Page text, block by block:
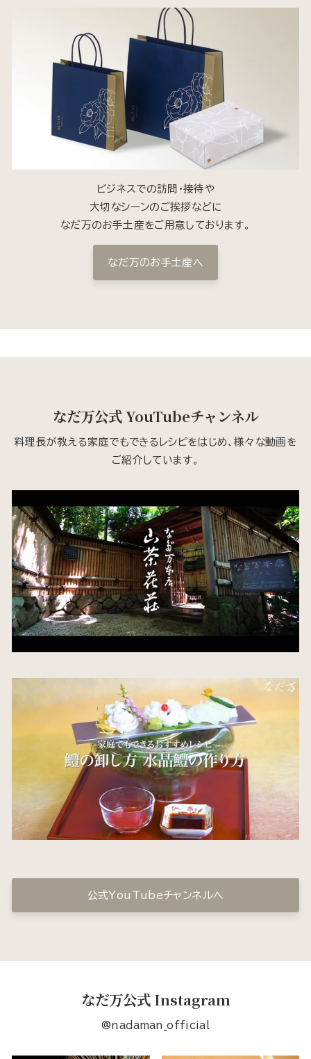
ビジネスでの訪問・接待や
大切なシーンのご挨拶などに
なだ万のお手土産をご用意しております。
なだ万のお手土産へ
なだ万公式 YouTubeチャンネル
料理長が教える家庭でもできるレシピをはじめ、様々な動画を
ご紹介しています。
公式YouTubeチャンネルへ
なだ万公式 Instagram
@nadaman_official